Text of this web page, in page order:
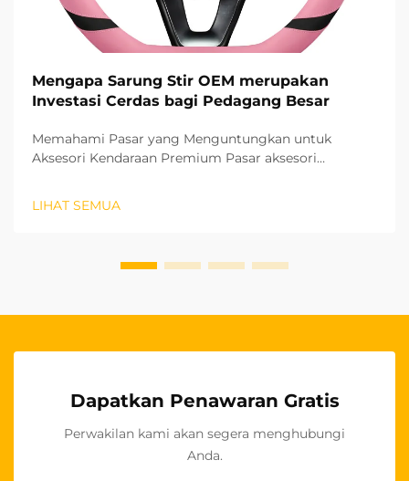
Mengapa Sarung Stir OEM merupakan
Investasi Cerdas bagi Pedagang Besar
Memahami Pasar yang Menguntungkan untuk
Aksesori Kendaraan Premium Pasar aksesori
sangat menguntungkan bagi para grosir. Produk-
LIHAT SEMUA
Dapatkan Penawaran Gratis
Perwakilan kami akan segera menghubungi
Anda.